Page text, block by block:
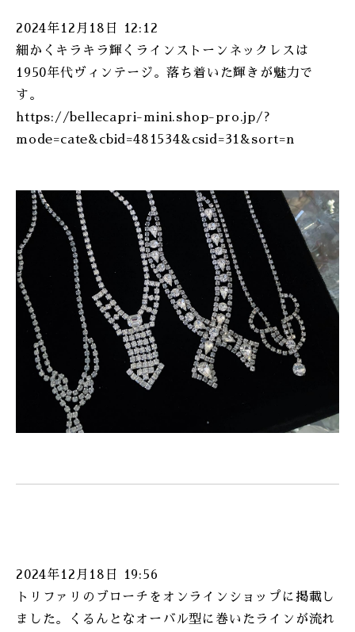
2024年12月18日 12:12
細かくキラキラ輝くラインストーンネックレスは
1950年代ヴィンテージ。落ち着いた輝きが魅力で
す。
https://bellecapri-mini.shop-pro.jp/?
mode=cate&cbid=481534&csid=31&sort=n
2024年12月18日 19:56
トリファリのブローチをオンラインショップに掲載し
ました。くるんとなオーバル型に巻いたラインが流れ